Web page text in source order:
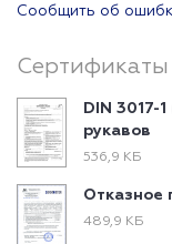
Сообщить об
Сертификаты
DIN 3017-
рукавов
536,9 КБ
Отказное
489,9 КБ